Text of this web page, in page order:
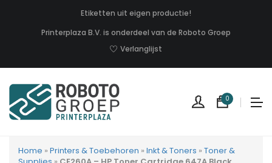
Etiketten uit eigen productie!
Printerplaza B.V. is onderdeel van de Roboto Groep
Verlanglijst
0
Home » Printers & Toebehoren » Inkt & Toners » Toner &